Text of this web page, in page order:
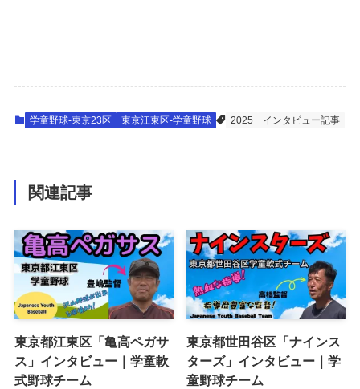
学童野球-東京23区 東京江東区-学童野球 2025 インタビュー記事
関連記事
東京都江東区「亀高ペガサ
ス」インタビュー｜学童軟
式野球チーム
東京都世田谷区「ナインス
ターズ」インタビュー｜学
童野球チーム